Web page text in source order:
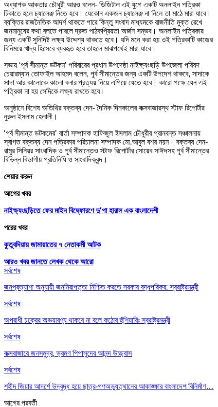
অধ্যাপক আকতার চৌধুরী আরও বলেন- ডিজিটাল এই যুগে একটি অনলাইন পত্রিকা
টিকাতে হলে চ্যালেঞ্জ নিতে হবে। যেকোন একজন চ্যালেঞ্জ না নিলে তা মাঠে মারা যাবে।
ব্যক্তির রাজনৈতিক আদর্শ থাকতে পারে কিন্তু সংবাদ মাধ্যমকে রাজনীতি মুক্ত রেখে
জনমানুষের কথা বলতে পারলে দ্রুত পাঠকপ্রিয়তা অর্জন সম্ভব। অনলাইন পত্রিকার
জন্য একটি সুনিদিষ্ট লক্ষ্য উদ্দেশ্য থাকতে হবে। যদি মনে করা হয় ওই পত্রিকাটি কাজের
বিনিময়ে খাদ্য হিসেবে ব্যবহৃত হবে তাহলে মাঝপথেই মারা যাবে।
সভায় ‘পূর্ব সীমান্ত ডটকম’ পরিবারের প্রধান উপদেষ্ঠা নাইক্ষ্যংছড়ি উপজেলা পরিষদ
চেয়ারম্যান তোফাইল আহমদ বলেন, পূর্ব সীমান্তের জন্য একটি উপদেশ থাকবে, সাদাকে
সাদা আর কালোকে কালো বলার প্রত্যয় নিয়ে এগিয়ে যেতে হবে। কারো পক্ষে যেন এই
পত্রিকা না হয় সেদিকে লক্ষ্য রাখতে হবে।
অনুষ্ঠানে বিশেষ অতিথির বক্তব্য দেন- দৈনিক দিনকালের কক্সবাজারস্থ স্টাফ রিপোর্টার
নুরুল ইসলাম হেলালী।
‘পূর্ব সীমান্ত ডটকমের’ বার্তা সম্পাদক হাফিজুল ইসলাম চৌধুরীর প্রানবন্ত সঞ্চালনায়
স্বাগত বক্তব্য দেন পত্রিকার পরিচালনা সম্পাদক মো.আবুল বশর নয়ন। বক্তব্য দেন-
রামুর সিনিয়র সাংবাদিক ও পূর্ব সীমান্তেও স্টাফ রিপোর্টার সোয়েব সাঈদসহ পূর্ব সীমান্তের
বিভিন্ন বিভাগীয় প্রতিনিধি ও সাংবাদিকবৃন্দ।
শেয়ার করুন
আগের খবর
নাইক্ষ্যংছড়িতে ফের মাইন বিষ্ফোরণে দু’পা হারাল এক বাংলাদেশী
পরের খবর
কুতুবদিয়ায় জামায়াতের ৭ নেতাকর্মী আটক
আরও খবর জানতে লেখক থেকে আরো
সর্বশেষ
জনপ্রত্যাশা অনুযায়ী জননিরাপত্তা নিশ্চিত করতে সরকার বদ্ধপরিকর: স্বরাষ্ট্রমন্ত্রী
সর্বশেষ
অপরাধী চক্রের অভয়ারণ্য থাকবে না বলে কঠোর হুঁশিয়ারিঃ স্বরাষ্ট্রমন্ত্রী
সর্বশেষ
কক্সবাজারে জনসমুদ্র, ভ্রমণ পিপাসুদের আনন্দ উচ্ছ্বাস
সর্বশেষ
শহীদ জিয়ার আদর্শে উদ্বুদ্ধ হয়ে ছাত্র-গণঅভ্যুত্থানের আকাঙ্ক্ষার বাংলাদেশ বিনির্মাণ…
আগেরপরবর্তী